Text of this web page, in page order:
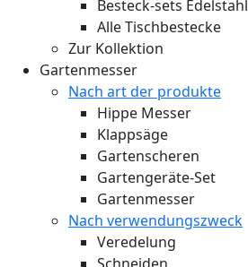
Besteck-sets Edelstahl
Alle Tischbestecke
Zur Kollektion
Gartenmesser
Nach art der produkte
Hippe Messer
Klappsäge
Gartenscheren
Gartengeräte-Set
Gartenmesser
Nach verwendungszweck
Veredelung